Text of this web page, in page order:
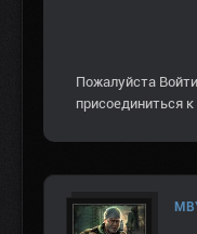
Пожалуйста Войти
присоединиться к